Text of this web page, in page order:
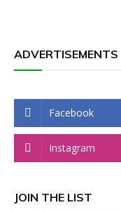
ADVERTISEMENTS
Facebook
Instagram
JOIN THE LIST